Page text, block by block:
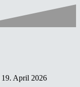
19. April 2026